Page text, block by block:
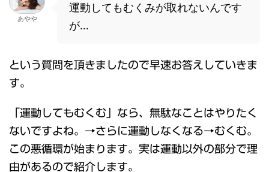
あやや
運動してもむくみが取れないんです
が…
という質問を頂きましたので早速お答えしていきま
す。
「運動してもむくむ」なら、無駄なことはやりたく
ないですよね。→さらに運動しなくなる→むくむ。
この悪循環が始まります。実は運動以外の部分で理
由があるので紹介します。